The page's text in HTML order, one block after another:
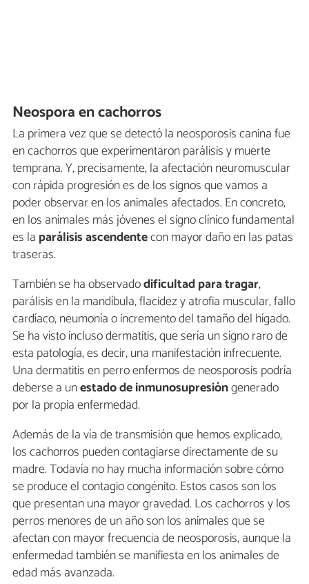
Neospora en cachorros
La primera vez que se detectó la neosporosis canina fue
en cachorros que experimentaron parálisis y muerte
temprana. Y, precisamente, la afectación neuromuscular
con rápida progresión es de los signos que vamos a
poder observar en los animales afectados. En concreto,
en los animales más jóvenes el signo clínico fundamental
es la parálisis ascendentecon mayor daño en las patas
traseras.
También se ha observadodificultad para tragar,
parálisis en la mandíbula, flacidez y atrofia muscular, fallo
cardíaco, neumonía o incremento del tamaño del hígado.
Se ha visto incluso dermatitis, que sería un signo raro de
esta patología, es decir, una manifestación infrecuente.
Una dermatitis en perro enfermos de neosporosis podría
deberse a unestado de inmunosupresióngenerado
por la propia enfermedad.
Además de la vía de transmisión que hemos explicado,
los cachorros pueden contagiarse directamente de su
madre. Todavía no hay mucha información sobre cómo
se produce el contagio congénito. Estos casos son los
que presentan una mayor gravedad. Los cachorros y los
perros menores de un año son los animales que se
afectan con mayor frecuencia de neosporosis, aunque la
enfermedad también se manifiesta en los animales de
edad más avanzada.